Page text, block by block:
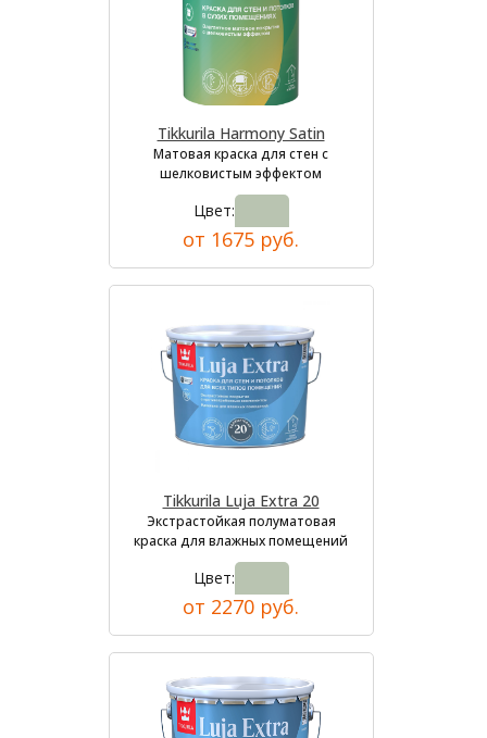
Tikkurila Harmony Satin
Матовая краска для стен с
шелковистым эффектом
Цвет:
от 1675 руб.
Tikkurila Luja Extra 20
Экстрастойкая полуматовая
краска для влажных помещений
Цвет:
от 2270 руб.